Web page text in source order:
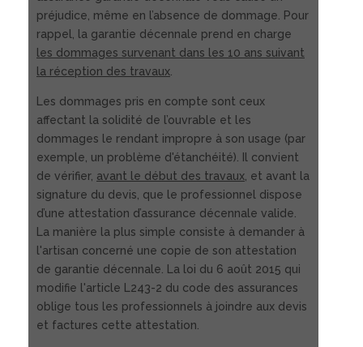
préjudice, même en l’absence de dommage. Pour
rappel, la garantie décennale prend en charge
les dommages survenant dans les 10 ans suivant
la réception des travaux
Les dommages pris en compte sont ceux
affectant la solidité de l’ouvrable et les
dommages le rendant impropre à son usage (par
exemple, un problème d'étanchéité). Il convient
de vérifier, avant le début des travaux , et avant la
signature du devis, que le professionnel dispose
d’une attestation d’assurance décennale valide.
La manière la plus simple consiste à demander à
l'artisan concerné une copie de son attestation
de garantie décennale. La loi du 6 août 2015 qui
modifie l'article L243-2 du code des assurances
oblige tous les professionnels à joindre aux devis
et factures cette attestation.